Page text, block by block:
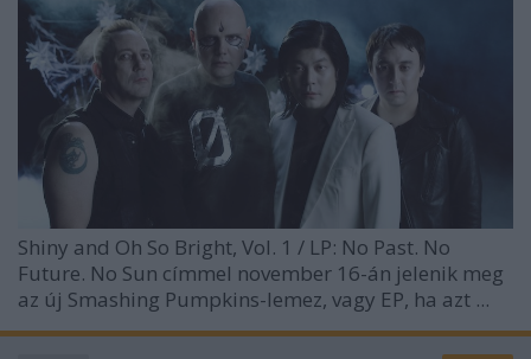
Shiny and Oh So Bright, Vol. 1 / LP: No Past. No
Future. No Sun címmel november 16-án jelenik meg
az új Smashing Pumpkins-lemez, vagy EP, ha azt ...